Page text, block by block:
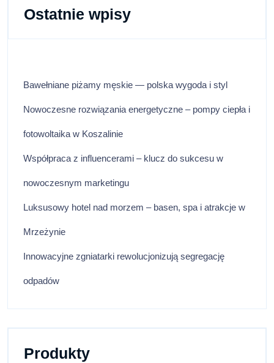
Ostatnie wpisy
Bawełniane piżamy męskie — polska wygoda i styl
Nowoczesne rozwiązania energetyczne – pompy ciepła i
fotowoltaika w Koszalinie
Współpraca z influencerami – klucz do sukcesu w
nowoczesnym marketingu
Luksusowy hotel nad morzem – basen, spa i atrakcje w
Mrzeżynie
Innowacyjne zgniatarki rewolucjonizują segregację
odpadów
Produkty